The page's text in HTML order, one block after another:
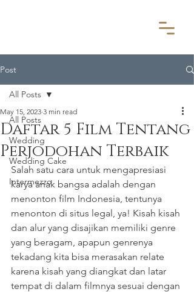
Post
All Posts
Wedding
Wedding Cake
Intermezzo
All Posts
Daftar 5 Film Tentang
Perjodohan Terbaik
May 15, 2023 3 min read
Salah satu cara untuk mengapresiasi
karya anak bangsa adalah dengan
menonton film Indonesia, tentunya
menonton di situs legal, ya! Kisah kisah
dan alur yang disajikan memiliki genre
yang beragam, apapun genrenya
tekadang kita bisa merasakan relate
karena kisah yang diangkat dan latar
tempat di dalam filmnya sesuai dengan